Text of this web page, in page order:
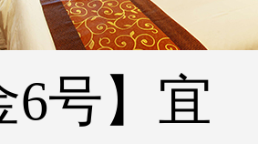
6号】宜